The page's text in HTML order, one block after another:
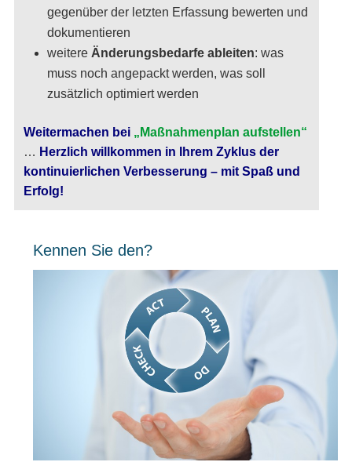
gegenüber der letzten Erfassung bewerten und
dokumentieren
weitere Änderungsbedarfe ableiten: was
muss noch angepackt werden, was soll
zusätzlich optimiert werden
Weitermachen bei „Maßnahmenplan aufstellen“
… Herzlich willkommen in Ihrem Zyklus der
kontinuierlichen Verbesserung – mit Spaß und
Erfolg!
Kennen Sie den?